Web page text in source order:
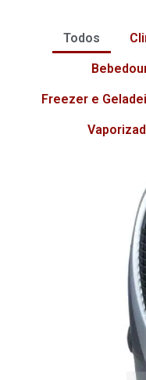
Todos
Freezer e